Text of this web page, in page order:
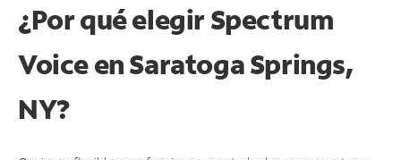
¿Por qué elegir Spectrum
Voice en Saratoga Springs,
NY?